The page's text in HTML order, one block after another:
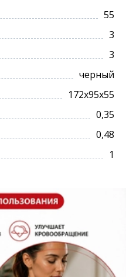
55
3
3
черный
172х95х55
0,35
0,48
1